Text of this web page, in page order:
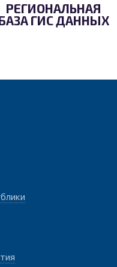
РЕГИОНАЛЬНАЯ
ГИС ДАННЫХ